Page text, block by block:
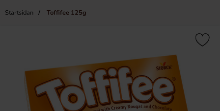
Startsidan Toffifee 125g